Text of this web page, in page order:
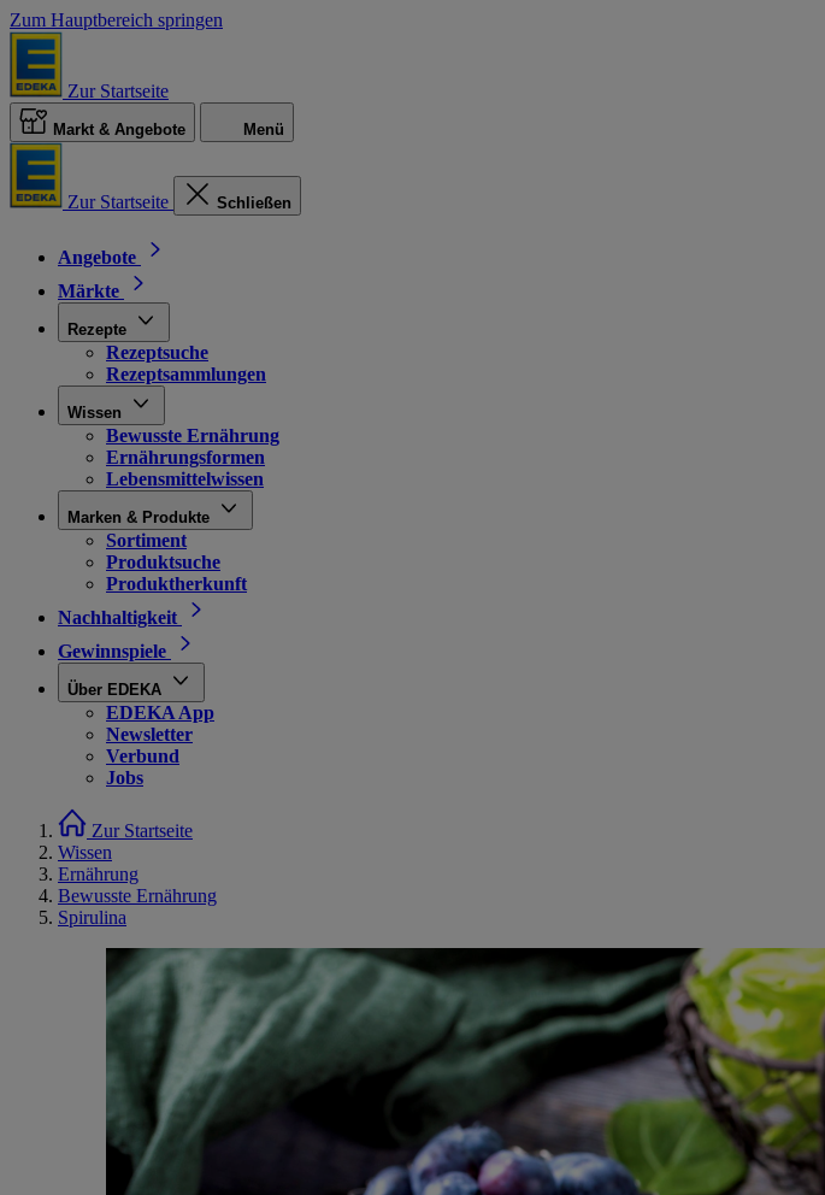
Zum Hauptbereich springen
Zur Startseite
Markt & Angebote Menü
Zur Startseite Schließen
Angebote
Märkte
Rezepte
Rezeptsuche
Rezeptsammlungen
Wissen
Bewusste Ernährung
Ernährungsformen
Lebensmittelwissen
Marken & Produkte
Sortiment
Produktsuche
Produktherkunft
Nachhaltigkeit
Gewinnspiele
Über EDEKA
EDEKA App
Newsletter
Verbund
Jobs
Zur Startseite
Wissen
Ernährung
Bewusste Ernährung
Spirulina